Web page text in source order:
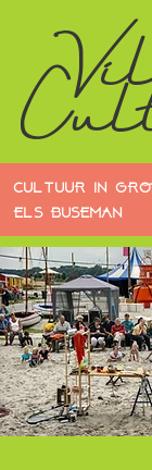
CULTUUR IN
ELS BUSEMAN